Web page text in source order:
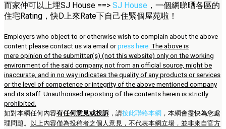
而家仲可以上埋SJ House ==> SJ House ，一個網睇晒各區的
住宅Rating，快D上來Rate下自己住緊個屋苑啦！
Employers who object to or otherwise wish to complain about the above
content please contact us via email orpress here. The above is
mere opinion of the submitter(s) (not this website) only on the working
environment of the said company, not from an official source, might be
inaccurate, and in no way indicates the quality of any products or services
or the level of competence or integrity of the above mentioned company
and its staff. Unauthorised reposting of the contents herein is strictly
prohibited.
如對本網任何內容有任何意見或投訴 ，請按此聯絡本網 ，本網會盡快為您處
理問題。
以上內容僅為投稿者之個人意見，不代表本網立場，並非來自官方